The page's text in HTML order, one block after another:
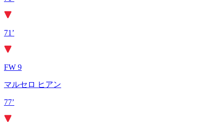
71’
FW 9
マルセロ ヒアン
77’